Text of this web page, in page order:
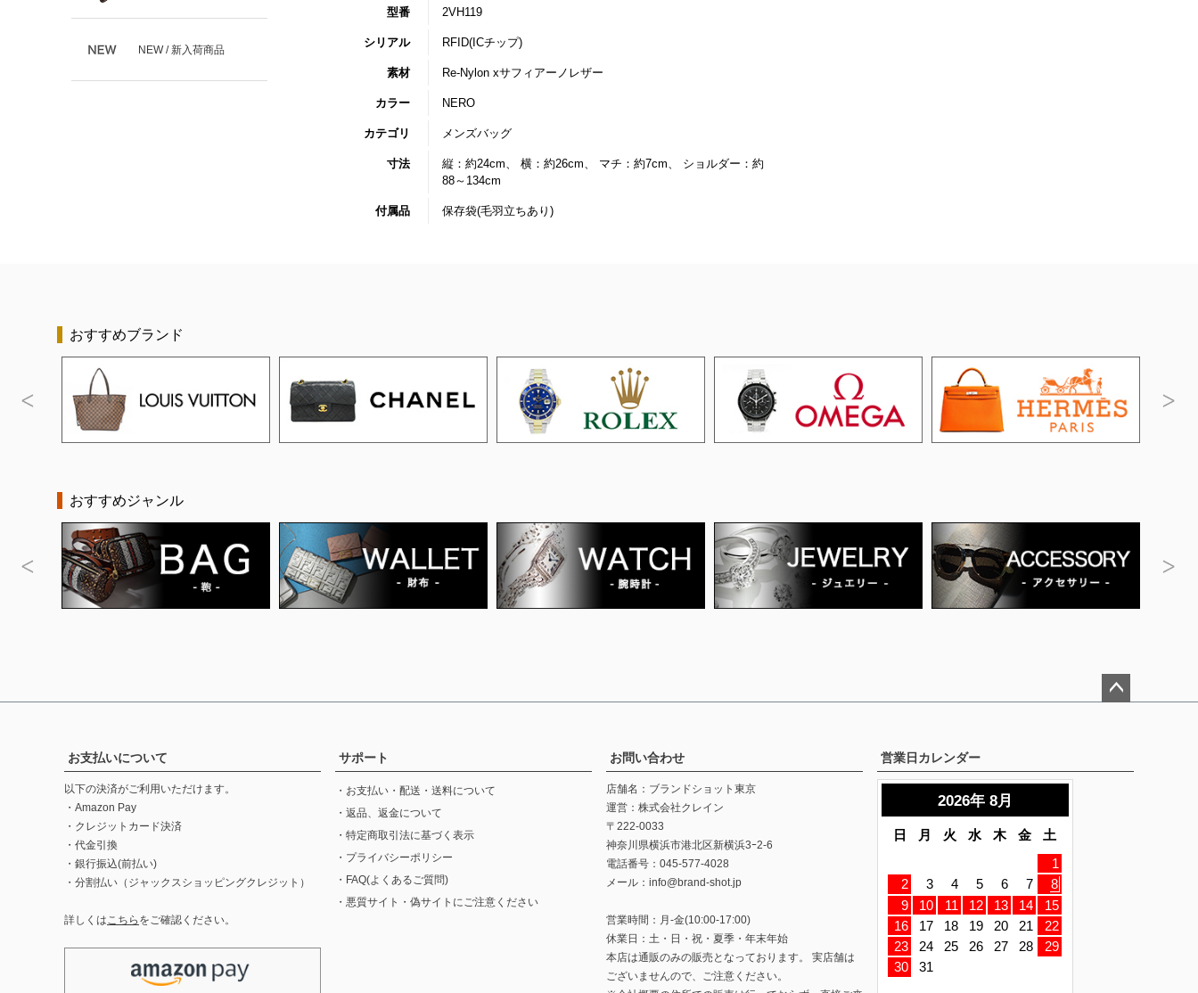
NEW / 新入荷商品
型番 2VH119
シリアル RFID(ICチップ)
素材 Re-Nylon xサフィアーノレザー
カラー NERO
カテゴリ メンズバッグ
寸法
縦：約24cm、 横：約26cm、 マチ：約7cm、 ショルダー：約
88～134cm
付属品 保存袋(毛羽立ちあり)
おすすめブランド
おすすめジャンル
へ
お支払いについて
以下の決済がご利用いただけます。
・Amazon Pay
・クレジットカード決済
・代金引換
・銀行振込(前払い)
・分割払い（ジャックスショッピングクレジット）
詳しくはこちら をご確認ください。
サポート
・お支払い・配送・送料について
・返品、返金について
・特定商取引法に基づく表示
・プライバシーポリシー
・FAQ(よくあるご質問)
・悪質サイト・偽サイトにご注意ください
お問い合わせ
店舗名：ブランドショット東京
運営：株式会社クレイン
〒222-0033
神奈川県横浜市港北区新横浜3ｰ2-6
電話番号：045-577-4028
メール：info@brand-shot.jp
営業時間：月-金(10:00-17:00)
休業日：土・日・祝・夏季・年末年始
本店は通販のみの販売となっております。 実店舗は
ございませんので、ご注意ください。
営業日カレンダー